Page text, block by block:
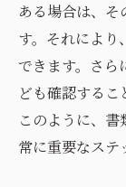
ある場合は、
す。それにより
できます。さら
ども確認するこ
このように、
常に重要なステ